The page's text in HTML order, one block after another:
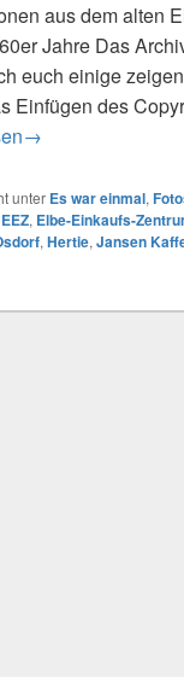
aus dem alten
Jahre Das
euch einige
Einfügen des
Einkaufszentrum in
→
unter Es war einmal,
EEZ, Elbe-Einkaufs-
, Hertie, Jansen